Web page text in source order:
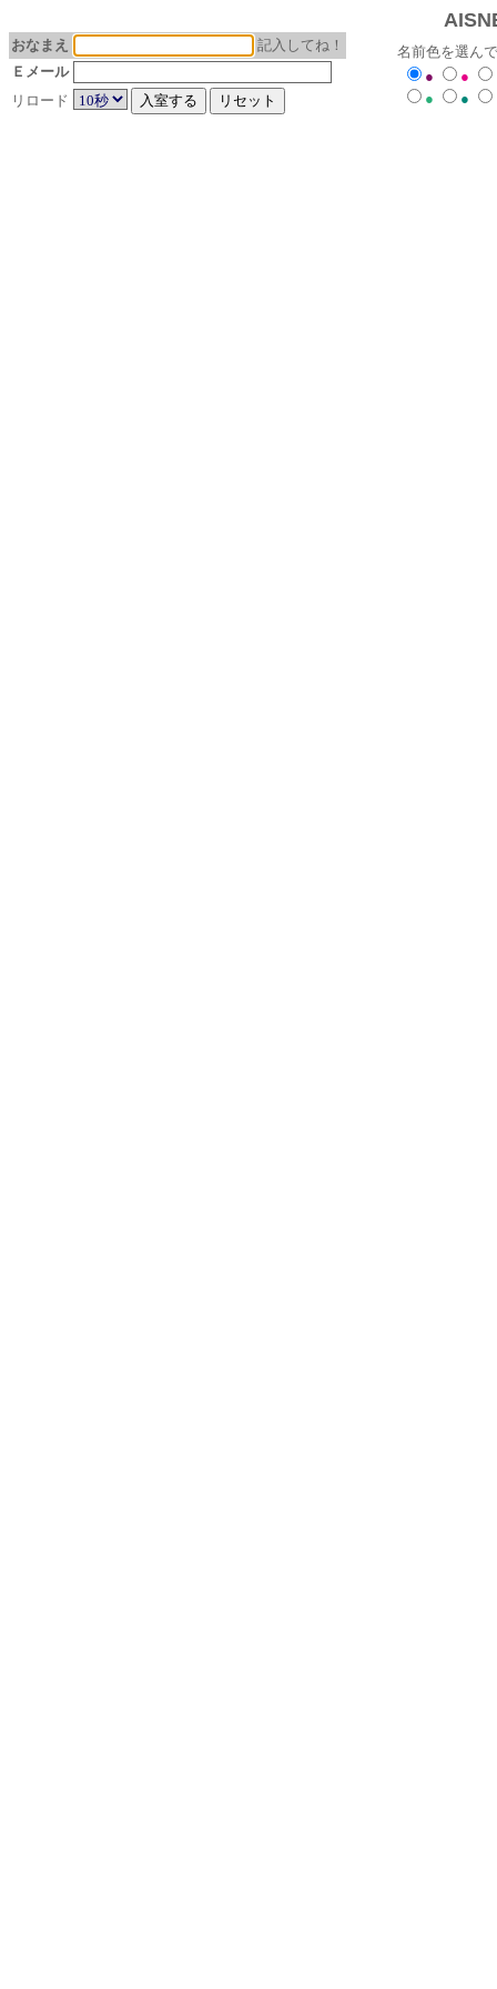
おなまえ 記入してね！
名前色を選ん
●
●
●
●
Ｅメール
リロード